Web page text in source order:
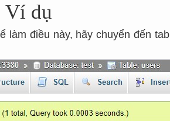
Ví dụ
làm điều này, hãy chuyển đến tab